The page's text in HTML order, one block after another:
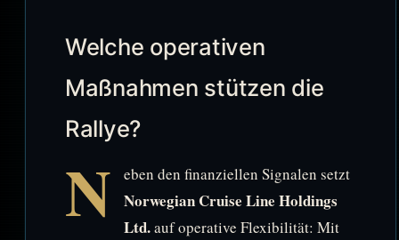
Welche operativen
Maßnahmen stützen die
Rallye?
N eben den finanziellen Signalen setzt
Norwegian Cruise Line Holdings
Ltd.auf operative Flexibilität: Mit